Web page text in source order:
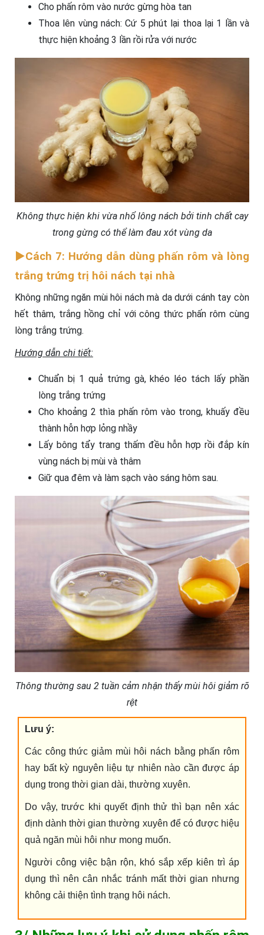
Cho phấn rôm vào nước gừng hòa tan
Thoa lên vùng nách: Cứ 5 phút lại thoa lại 1 lần và
thực hiện khoảng 3 lần rồi rửa với nước
Không thực hiện khi vừa nhổ lông nách bởi tinh chất cay
trong gừng có thể làm đau xót vùng da
►Cách 7: Hướng dẫn dùng phấn rôm và lòng
trắng trứng trị hôi nách tại nhà
Không những ngăn mùi hôi nách mà da dưới cánh tay còn
hết thâm, trắng hồng chỉ với công thức phấn rôm cùng
lòng trắng trứng.
Hướng dẫn chi tiết:
Chuẩn bị 1 quả trứng gà, khéo léo tách lấy phần
lòng trắng trứng
Cho khoảng 2 thìa phấn rôm vào trong, khuấy đều
thành hỗn hợp lỏng nhầy
Lấy bông tẩy trang thấm đều hỗn hợp rồi đắp kín
vùng nách bị mùi và thâm
Giữ qua đêm và làm sạch vào sáng hôm sau.
Thông thường sau 2 tuần cảm nhận thấy mùi hôi giảm rõ
rệt
Lưu ý:
Các công thức giảm mùi hôi nách bằng phấn rôm
hay bất kỳ nguyên liệu tự nhiên nào cần được áp
dụng trong thời gian dài, thường xuyên.
Do vậy, trước khi quyết định thử thì bạn nên xác
định dành thời gian thường xuyên để có được hiệu
quả ngăn mùi hôi như mong muốn.
Người công việc bận rộn, khó sắp xếp kiên trì áp
dụng thì nên cân nhắc tránh mất thời gian nhưng
không cải thiện tình trạng hôi nách.